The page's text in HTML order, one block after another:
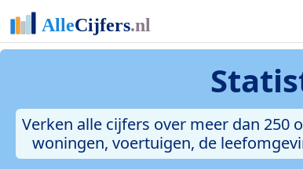
Verken alle cijfers over meer dan 250
woningen, voertuigen, de